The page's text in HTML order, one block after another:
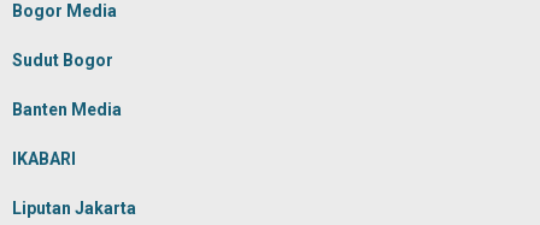
Bogor Media
Sudut Bogor
Banten Media
IKABARI
Liputan Jakarta